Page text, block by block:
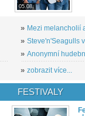
05.08.
» Mezi melancholií
» Steve'n'Seagulls
» Anonymní
» zobrazit více...
FESTIVALY